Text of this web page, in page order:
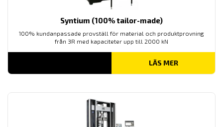
Syntium (100% tailor-made)
100% kundanpassade provställ för material och produktprovning
från 3R med kapaciteter upp till 2000 kN
LÄS MER